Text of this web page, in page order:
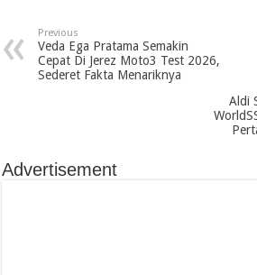
Previous
Veda Ega Pratama Semakin
Cepat Di Jerez Moto3 Test 2026,
Sederet Fakta Menariknya
Aldi
Advertisement